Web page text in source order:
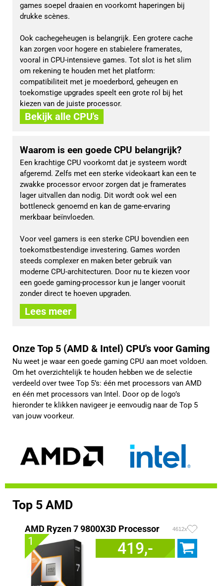
games soepel draaien en voorkomt haperingen bij
drukke scènes.
Ook cachegeheugen is belangrijk. Een grotere cache
kan zorgen voor hogere en stabielere framerates,
vooral in CPU-intensieve games. Tot slot is het slim
om rekening te houden met het platform:
compatibiliteit met je moederbord, geheugen en
toekomstige upgrades speelt een grote rol bij het
kiezen van de juiste processor.
Bekijk alle CPU's
Waarom is een goede CPU belangrijk?
Een krachtige CPU voorkomt dat je systeem wordt
afgeremd. Zelfs met een sterke videokaart kan een te
zwakke processor ervoor zorgen dat je framerates
lager uitvallen dan nodig. Dit wordt ook wel een
bottleneck genoemd en kan de game-ervaring
merkbaar beïnvloeden.
Voor veel gamers is een sterke CPU bovendien een
toekomstbestendige investering. Games worden
steeds complexer en maken beter gebruik van
moderne CPU-architecturen. Door nu te kiezen voor
een goede gaming-processor kun je langer vooruit
zonder direct te hoeven upgraden.
Lees meer
Onze Top 5 (AMD & Intel) CPU's voor Gaming
Nu weet je waar een goede gaming CPU aan moet voldoen.
Om het overzichtelijk te houden hebben we de selectie
verdeeld over twee Top 5’s: één met processors van AMD
en één met processors van Intel. Door op de logo’s
hieronder te klikken navigeer je eenvoudig naar de Top 5
van jouw voorkeur.
Top 5 AMD
AMD Ryzen 7 9800X3D Processor 4612x
1 419,-